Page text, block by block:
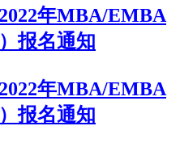
年MBA/EMBA
报名通知
年MBA/EMBA
报名通知